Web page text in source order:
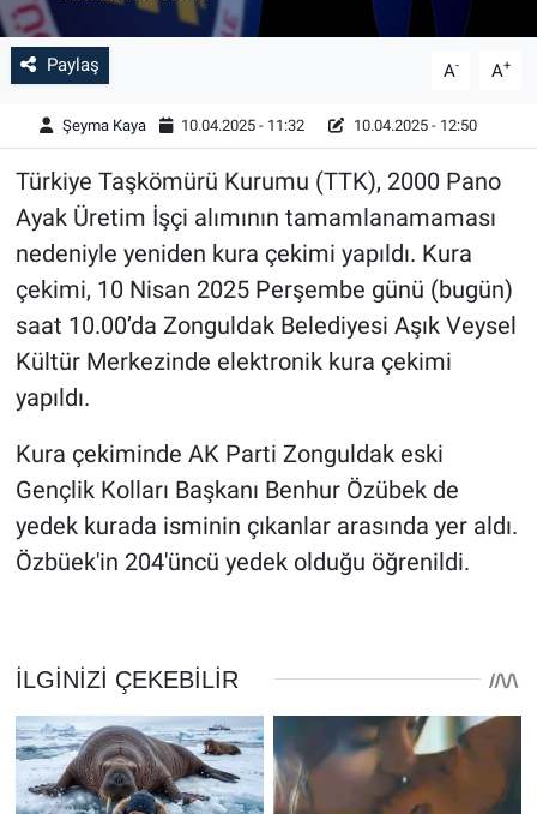
Paylaş A- A+
Şeyma Kaya 10.04.2025 - 11:32 10.04.2025 - 12:50
Türkiye Taşkömürü Kurumu (TTK), 2000 Pano
Ayak Üretim İşçi alımının tamamlanamaması
nedeniyle yeniden kura çekimi yapıldı. Kura
çekimi, 10 Nisan 2025 Perşembe günü (bugün)
saat 10.00’da Zonguldak Belediyesi Aşık Veysel
Kültür Merkezinde elektronik kura çekimi
yapıldı.
Kura çekiminde AK Parti Zonguldak eski
Gençlik Kolları Başkanı Benhur Özübek de
yedek kurada isminin çıkanlar arasında yer aldı.
Özbüek'in 204'üncü yedek olduğu öğrenildi.